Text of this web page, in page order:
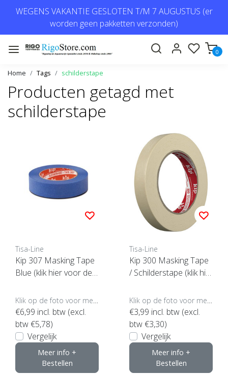
WEGENS VAKANTIE GESLOTEN T/M 7 AUGUSTUS (er
worden geen pakketten verzonden)
0
Home Tags schilderstape
Producten getagd met
schilderstape
Tisa-Line
Kip 307 Masking Tape
Blue (klik hier voor de
€6,99 incl. btw (excl.
btw €5,78)
Vergelijk
Meer info +
Bestellen
Tisa-Line
Kip 300 Masking Tape
/ Schilderstape (klik hie
€3,99 incl. btw (excl.
btw €3,30)
Vergelijk
Meer info +
Bestellen